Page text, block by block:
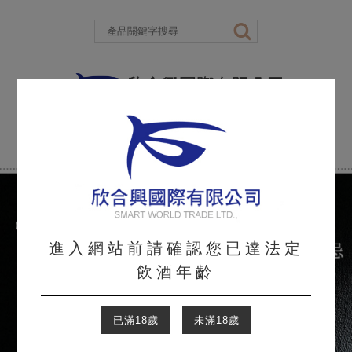
進入網站前請確認您已達法定
飲酒年齡
已滿18歲 未滿18歲